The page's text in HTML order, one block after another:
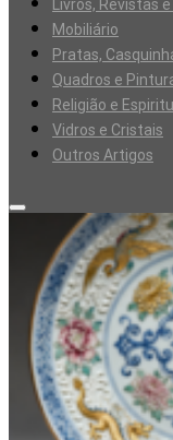
Livros, Revistas
Mobiliário
Pratas,
Quadros e
Religião e
Vidros e Cristais
Outros Artigos